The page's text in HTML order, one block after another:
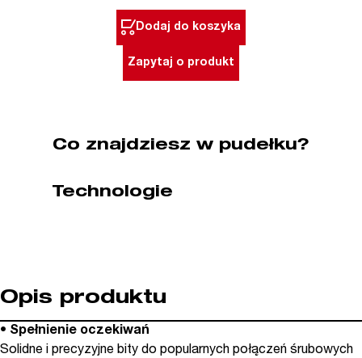
HEX
Standard
(nr
Dodaj do koszyka
Zapytaj o produkt
Co znajdziesz w pudełku?
Technologie
Opis produktu
• Spełnienie oczekiwań
Solidne i precyzyjne bity do popularnych połączeń śrubowych